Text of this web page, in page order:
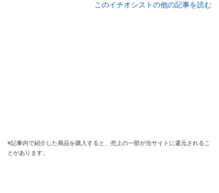
短＆もっと絶品! 決定版 感動の冷凍術」（宝島社）。冷凍王子HPはコ
このイチオシストの他の記事を読む
※記事内で紹介した商品を購入すると、売上の一部が当サイトに還元されるこ
とがあります。